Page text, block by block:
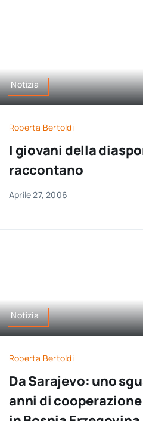
Notizia
Roberta Bertoldi
I giovani della
raccontano
Aprile 27, 2006
Notizia
Roberta Bertoldi
Da Sarajevo: uno
anni di